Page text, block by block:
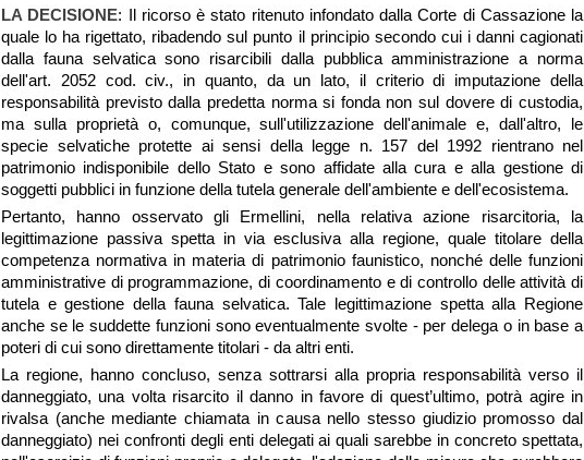
LA DECISIONE: Il ricorso è stato ritenuto infondato dalla Corte di Cassazione la
quale lo ha rigettato, ribadendo sul punto il principio secondo cui i danni cagionati
dalla fauna selvatica sono risarcibili dalla pubblica amministrazione a norma
dell'art. 2052 cod. civ., in quanto, da un lato, il criterio di imputazione della
responsabilità previsto dalla predetta norma si fonda non sul dovere di custodia,
ma sulla proprietà o, comunque, sull'utilizzazione dell'animale e, dall'altro, le
specie selvatiche protette ai sensi della legge n. 157 del 1992 rientrano nel
patrimonio indisponibile dello Stato e sono affidate alla cura e alla gestione di
soggetti pubblici in funzione della tutela generale dell'ambiente e dell'ecosistema.
Pertanto, hanno osservato gli Ermellini, nella relativa azione risarcitoria, la
legittimazione passiva spetta in via esclusiva alla regione, quale titolare della
competenza normativa in materia di patrimonio faunistico, nonché delle funzioni
amministrative di programmazione, di coordinamento e di controllo delle attività di
tutela e gestione della fauna selvatica. Tale legittimazione spetta alla Regione
anche se le suddette funzioni sono eventualmente svolte - per delega o in base a
poteri di cui sono direttamente titolari - da altri enti.
La regione, hanno concluso, senza sottrarsi alla propria responsabilità verso il
danneggiato, una volta risarcito il danno in favore di quest’ultimo, potrà agire in
rivalsa (anche mediante chiamata in causa nello stesso giudizio promosso dal
danneggiato) nei confronti degli enti delegati ai quali sarebbe in concreto spettata,